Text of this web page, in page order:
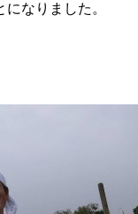
なりました。